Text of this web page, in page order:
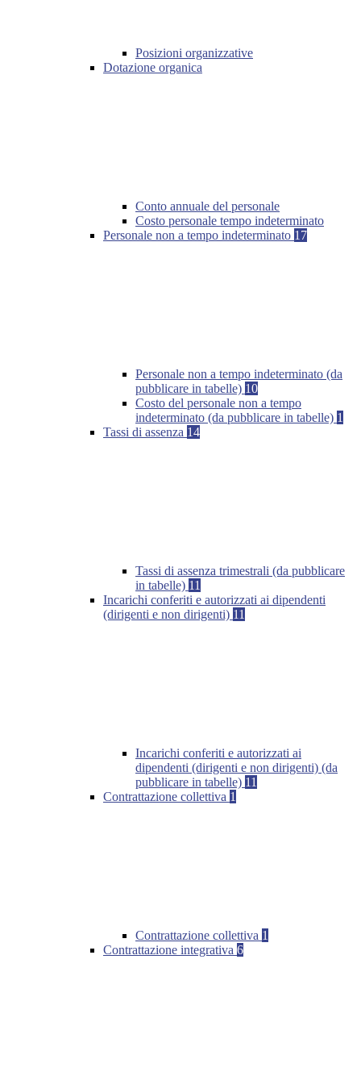
Posizioni organizzative
Dotazione organica
Conto annuale del personale
Costo personale tempo indeterminato
Personale non a tempo indeterminato 17
Personale non a tempo indeterminato (da
pubblicare in tabelle) 10
Costo del personale non a tempo
indeterminato (da pubblicare in tabelle) 1
Tassi di assenza 14
Tassi di assenza trimestrali (da pubblicare
in tabelle) 11
Incarichi conferiti e autorizzati ai dipendenti
(dirigenti e non dirigenti) 11
Incarichi conferiti e autorizzati ai
dipendenti (dirigenti e non dirigenti) (da
pubblicare in tabelle) 11
Contrattazione collettiva 1
Contrattazione collettiva 1
Contrattazione integrativa 6